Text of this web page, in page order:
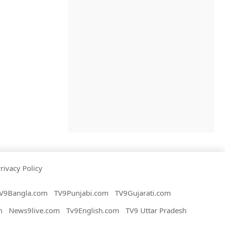
Policy
TV9Punjabi.com
TV9Gujarati.com
News9live.com Tv9English.com
TV9 Uttar Pradesh